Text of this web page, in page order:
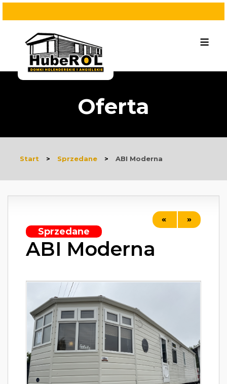
≡
Oferta
Start > Sprzedane > ABI Moderna
« »
Sprzedane
ABI Moderna